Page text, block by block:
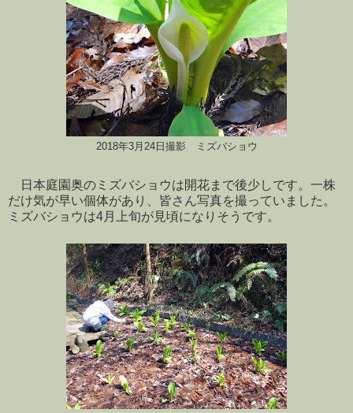
2018年3月24日撮影 ミズバショウ
日本庭園奥のミズバショウは開花まで後少しです。一株
だけ気が早い個体があり、皆さん写真を撮っていました。
ミズバショウは4月上旬が見頃になりそうです。